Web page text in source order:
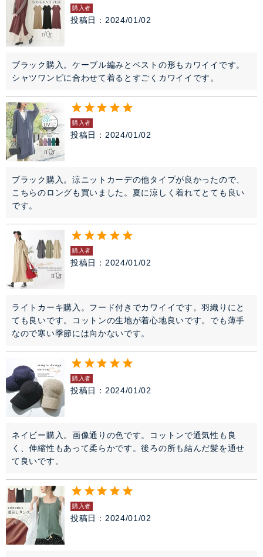
購入者
投稿日 2024/01/02
ブラック購入。ケーブル編みとベストの形もカワイイです。
シャツワンピに合わせて着るとすごくカワイイです。
購入者
投稿日 2024/01/02
ブラック購入。涼ニットカーデの他タイプが良かったので、
こちらのロングも買いました。夏に涼しく着れてとても良い
です。
購入者
投稿日 2024/01/02
ライトカーキ購入。フード付きでカワイイです。羽織りにと
ても良いです。コットンの生地が着心地良いです。でも薄手
なので寒い季節には向かないです。
購入者
投稿日 2024/01/02
ネイビー購入。画像通りの色です。コットンで通気性も良
く、伸縮性もあって柔らかです。後ろの所も結んだ髪を通せ
て良いです。
購入者
投稿日 2024/01/02